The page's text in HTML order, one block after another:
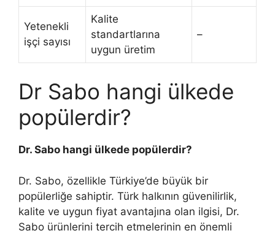
Yetenekli
işçi sayısı
Kalite
standartlarına
uygun üretim
–
Dr Sabo hangi ülkede
popülerdir?
Dr. Sabo hangi ülkede popülerdir?
Dr. Sabo, özellikle Türkiye’de büyük bir
popülerliğe sahiptir. Türk halkının güvenilirlik,
kalite ve uygun fiyat avantajına olan ilgisi, Dr.
Sabo ürünlerini tercih etmelerinin en önemli